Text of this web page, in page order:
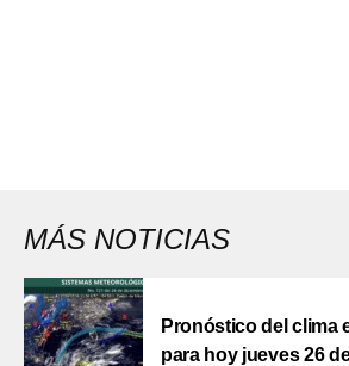
MÁS NOTICIAS
Pronóstico del clima
para hoy jueves 26